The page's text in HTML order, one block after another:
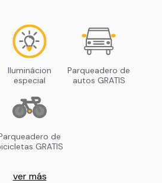
Iluminácion
especial
Parqueadero de
autos GRATIS
de
GRATIS
ver más